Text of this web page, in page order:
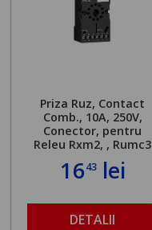
Priza Ruz, Contact
Comb., 10A, 250V,
Conector, pentru
Releu Rxm2, , Rumc3
1643lei
DETALII